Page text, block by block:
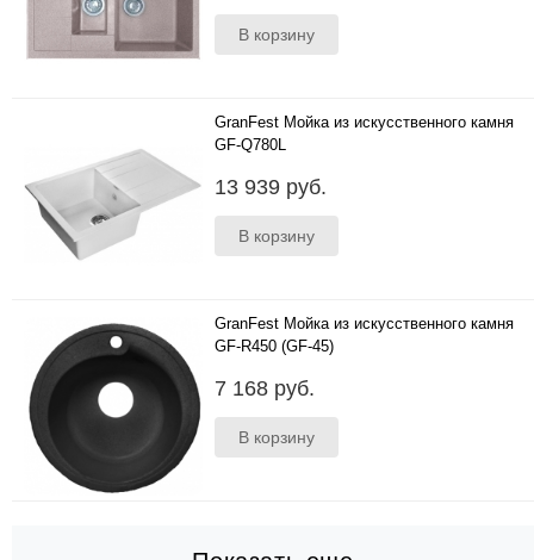
GranFest Мойка из искусственного камня
GF-Q780L
терракот; Размер (мм):780*500; Глубина чаши
13 939 руб.
GranFest Мойка из искусственного камня
GF-R450 (GF-45)
терракот; Размер (мм):D450; Глубина чаши
7 168 руб.